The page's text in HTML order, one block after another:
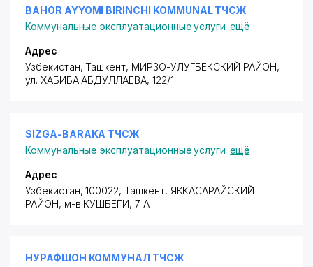
BAHOR AYYOMI BIRINCHI KOMMUNAL ТЧСЖ
Коммунальные эксплуатационные услуги ещё
Адрес
Узбекистан, Ташкент, МИРЗО-УЛУГБЕКСКИЙ РАЙОН,
ул. ХАБИБА АБДУЛЛАЕВА, 122/1
SIZGA-BARAKA ТЧСЖ
Коммунальные эксплуатационные услуги ещё
Адрес
Узбекистан, 100022, Ташкент, ЯККАСАРАЙСКИЙ
РАЙОН, м-в КУШБЕГИ, 7 А
НУРАФШОН КОММУНАЛ ТЧСЖ